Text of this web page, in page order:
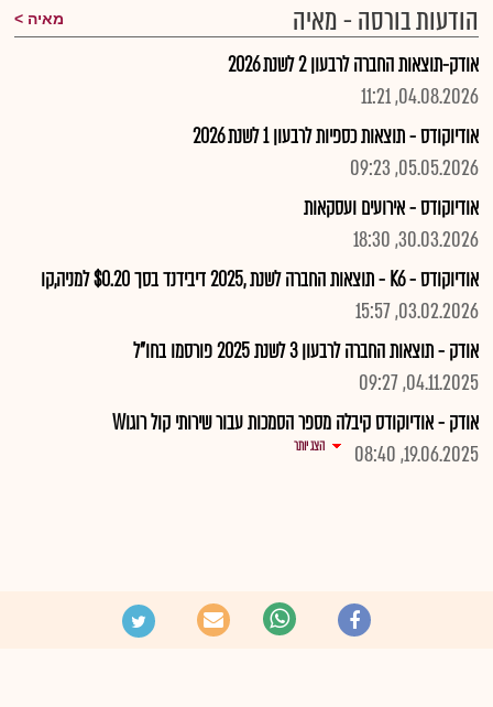
הודעות בורסה - מאיה מאיה
אודק-תוצאות החברה לרבעון 2 לשנת 2026
04.08.2026, 11:21
אודיוקודס - תוצאות כספיות לרבעון 1 לשנת 2026
05.05.2026, 09:23
אודיוקודס - אירועים ועסקאות
30.03.2026, 18:30
אודיוקודס - K6 - תוצאות החברה לשנת ,2025 דיבידנד בסך $0.20 למניה,קו
03.02.2026, 15:57
אודק - תוצאות החברה לרבעון 3 לשנת 2025 פורסמו בחו"ל
04.11.2025, 09:27
אודק - אודיוקודס קיבלה מספר הסמכות עבור שירותי קול רוגוW
19.06.2025, 08:40
הצג יותר